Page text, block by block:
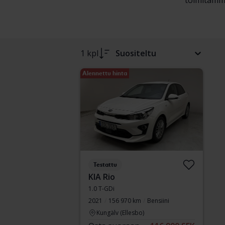
1 kpl Suositeltu
Alennettu hinta
Testattu
KIA Rio
1.0 T-GDi
2021
156 970 km
Bensiini
Kungälv (Ellesbo)